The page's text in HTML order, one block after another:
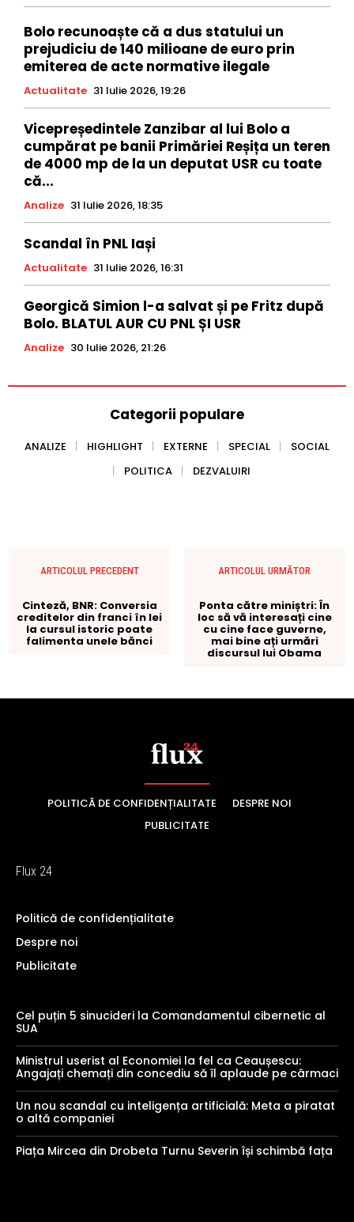
POLITICĂ DE CONFIDENȚIALITATE
DESPRE NOI
PUBLICITATE
Flux 24
Politică de confidențialitate
Despre noi
Publicitate
Cel puțin 5 sinucideri la Comandamentul cibernetic al
SUA
Ministrul userist al Economiei la fel ca Ceaușescu:
Angajați chemați din concediu să îl aplaude pe cârmaci
Un nou scandal cu inteligența artificială: Meta a piratat
o altă companiei
Piața Mircea din Drobeta Turnu Severin își schimbă fața